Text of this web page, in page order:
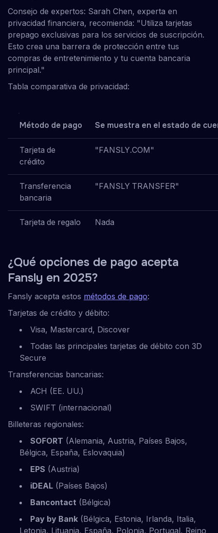
Consejo de expertos: Sarah Chen, experta en
privacidad financiera, recomienda: "Utiliza tarjetas
prepago exclusivas para los servicios de suscripción.
Esto crea una barrera de protección entre tus
compras de entretenimiento y tu cuenta bancaria
principal."
Tabla comparativa de privacidad:
Método de pago Se muestra en el estado de
Tarjeta de
crédito
"FANSLY.COM"
Transferencia
bancaria
"FANSLY TRANSFER"
Tarjeta de regalo Nada
¿Qué opciones de pago acepta
Fansly en 2025?
Fansly acepta estos métodos de pago:
Tarjetas de crédito y débito:
Visa, Mastercard, Discover
Todas las principales tarjetas de débito con 3D
Secure
Transferencias bancarias:
ACH (EE. UU.)
SWIFT (internacional)
Billeteras regionales:
SOFORT (Alemania, Austria, Países Bajos,
Bélgica, España, Eslovaquia)
EPS (Austria)
iDEAL (Países Bajos)
Bancontact (Bélgica)
Pay by Bank (Bélgica, Estonia, Irlanda, Italia,
Letonia, Lituania, España, Polonia, Portugal, Reino